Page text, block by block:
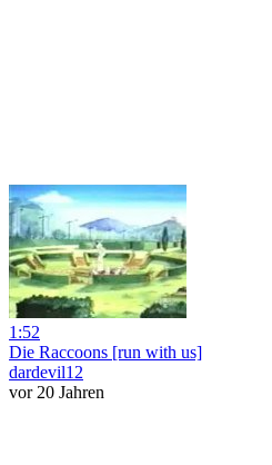
1:52
Die Raccoons [run with us]
dardevil12
vor 20 Jahren